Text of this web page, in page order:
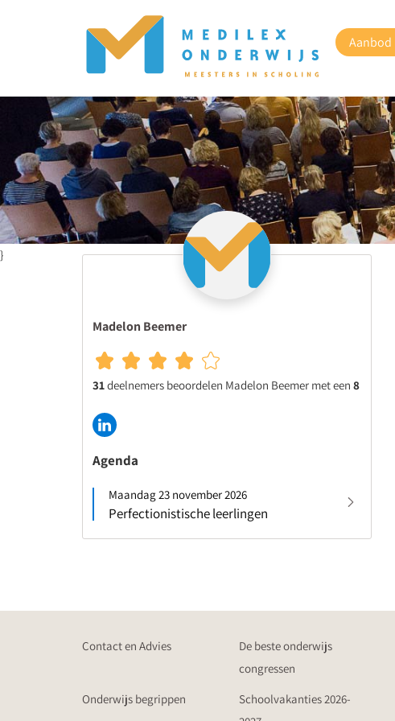
Aanbod
}
Madelon Beemer
31deelnemers beoordelen Madelon Beemer met een 8
Agenda
Maandag 23 november 2026
Perfectionistische leerlingen
Contact en Advies
De beste onderwijs
congressen
Onderwijs begrippen
Schoolvakanties 2026-